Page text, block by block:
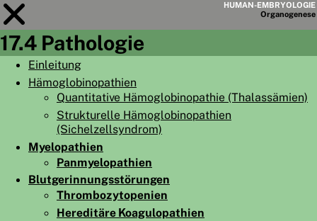
HUMAN-EMBRYOLOGIE
Organogenese
Modul17
LERNZIELE
17.4 Pathologie
Einleitung
Hämoglobinopathien
Quantitative Hämoglobinopathie (Thalassämien)
Strukturelle Hämoglobinopathien
(Sichelzellsyndrom)
Myelopathien
Panmyelopathien
Blutgerinnungsstörungen
Thrombozytopenien
Hereditäre Koagulopathien